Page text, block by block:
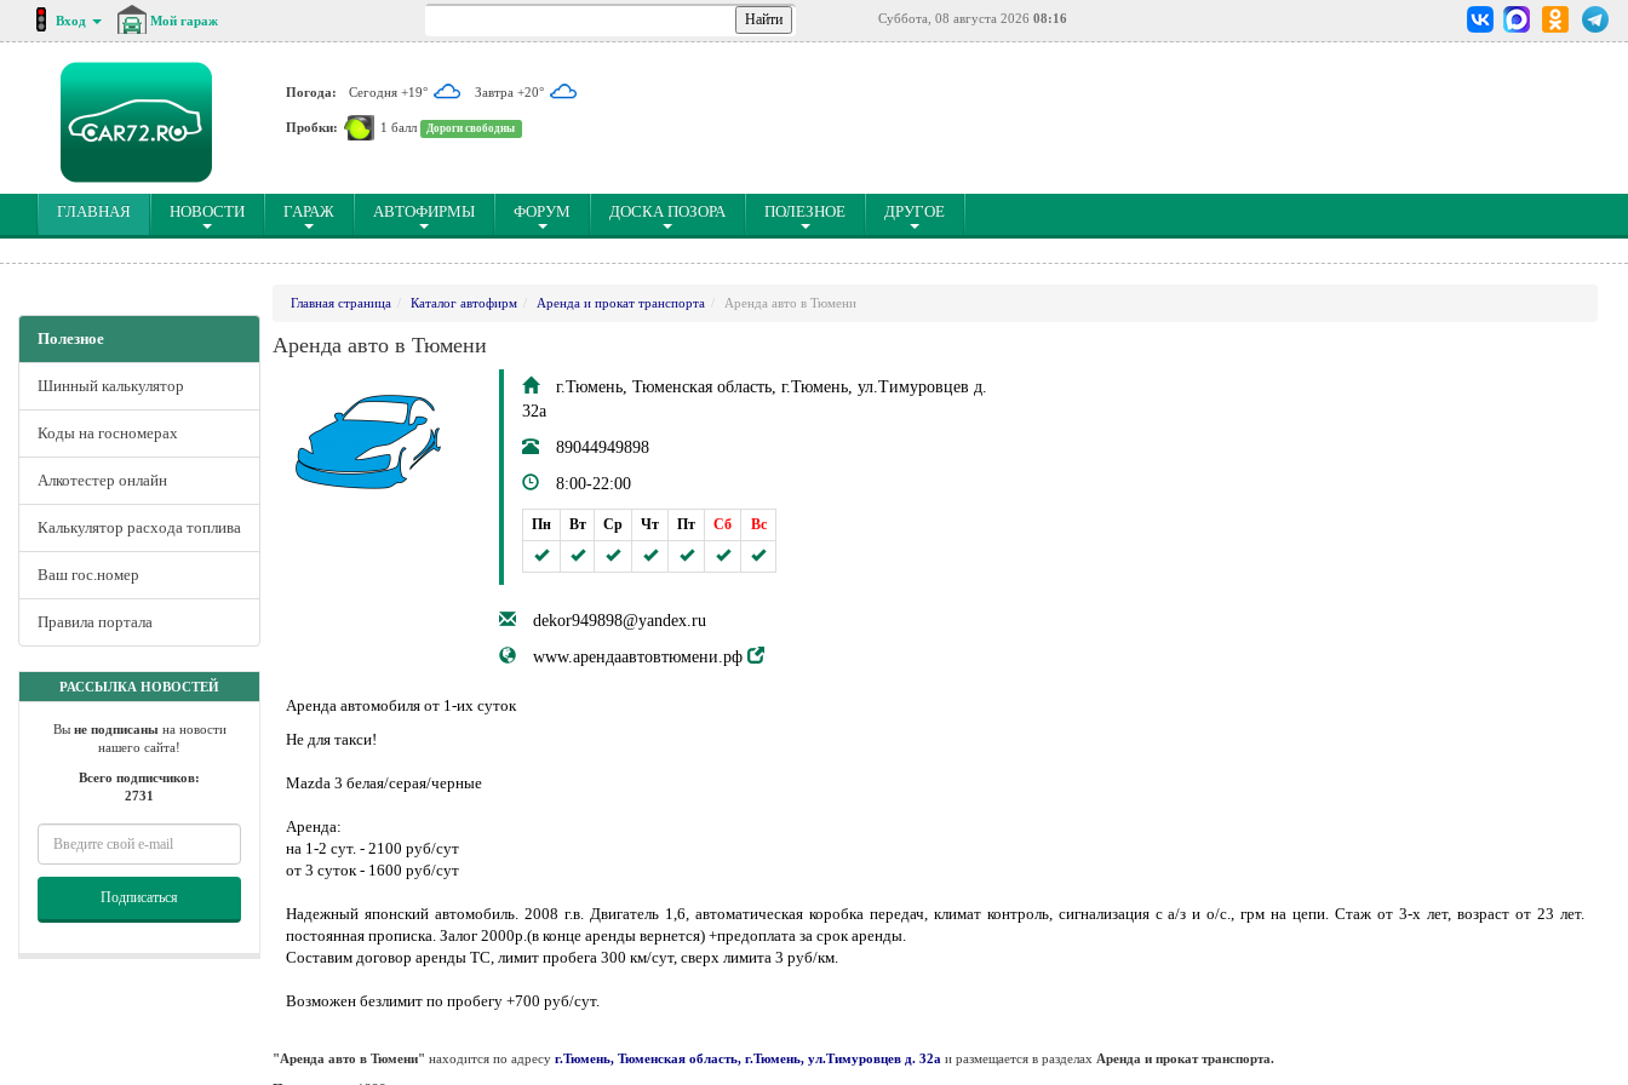
Вход Мой гараж Суббота, 08 августа 2026 08:16
Погода: Сегодня +19° Завтра +20°
Пробки: 1 балл Дороги свободны
ГЛАВНАЯ(CURRENT)
НОВОСТИ ГАРАЖ АВТОФИРМЫ ФОРУМ ДОСКА ПОЗОРА ПОЛЕЗНОЕ ДРУГОЕ
Полезное
Шинный калькулятор
Коды на госномерах
Алкотестер онлайн
Калькулятор расхода топлива
Ваш гос.номер
Правила портала
РАССЫЛКА НОВОСТЕЙ
Вы не подписанына новости
нашего сайта!
Всего подписчиков:
2731
Подписаться
Главная страница Каталог автофирм Аренда и прокат транспорта Аренда авто в Тюмени
Аренда авто в Тюмени
г.Тюмень, Тюменская область, г.Тюмень, ул.Тимуровцев д.
32а
89044949898
8:00-22:00
Пн Вт Ср Чт Пт Сб Вс
dekor949898@yandex.ru
www.арендаавтовтюмени.рф
Аренда автомобиля от 1-их суток
Не для такси!
Mazda 3 белая/серая/черные
Аренда:
на 1-2 сут. - 2100 руб/сут
от 3 суток - 1600 руб/сут
Надежный японский автомобиль. 2008 г.в. Двигатель 1,6, автоматическая коробка передач, климат контроль, сигнализация с a/з и о/с., грм на цепи. Стаж от 3-х лет, возрaст от 23 лет.
постоянная прописка. Залог 2000р.(в конце aренды вернется) +предоплата за срок аренды.
Составим договор аренды ТС, лимит пробега 300 км/сут, сверх лимита 3 руб/км.
Возможен безлимит по пробегу +700 руб/сут.
"Аренда авто в Тюмени" находится по адресу г.Тюмень, Тюменская область, г.Тюмень, ул.Тимуровцев д. 32а и размещается в разделах Аренда и прокат транспорта.